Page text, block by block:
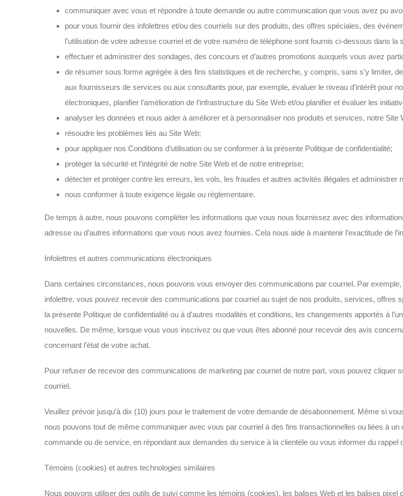
communiquer avec vous et répondre à toute demande ou autre communication que vous avez pu
pour vous fournir des infolettres et/ou des courriels sur des produits, des offres spéciales, des
l’utilisation de votre adresse courriel et de votre numéro de téléphone sont fournis ci-dessous dans
effectuer et administrer des sondages, des concours et d’autres promotions auxquels vous avez
de résumer sous forme agrégée à des fins statistiques et de recherche, y compris, sans s’y limiter,
aux fournisseurs de services ou aux consultants pour, par exemple, évaluer le niveau d’intérêt pour
électroniques, planifier l’amélioration de l’infrastructure du Site Web et/ou planifier et évaluer les
analyser les données et nous aider à améliorer et à personnaliser nos produits et services, notre Site
résoudre les problèmes liés au Site Web;
pour appliquer nos Conditions d’utilisation ou se conformer à la présente Politique de confidentialité;
protéger la sécurité et l’intégrité de notre Site Web et de notre entreprise;
détecter et protéger contre les erreurs, les vols, les fraudes et autres activités illégales et administrer
nous conformer à toute exigence légale ou réglementaire.
De temps à autre, nous pouvons compléter les informations que vous nous fournissez avec des
adresse ou d’autres informations que vous nous avez fournies. Cela nous aide à maintenir l’exactitude de
Infolettres et autres communications électroniques
Dans certaines circonstances, nous pouvons vous envoyer des communications par courriel. Par
infolettre, vous pouvez recevoir des communications par courriel au sujet de nos produits, services, offres
la présente Politique de confidentialité ou à d’autres modalités et conditions, les changements apportés à
nouvelles. De même, lorsque vous vous inscrivez ou que vous êtes abonné pour recevoir des avis
concernant l’état de votre achat.
Pour refuser de recevoir des communications de marketing par courriel de notre part, vous pouvez cliquer
courriel.
Veuillez prévoir jusqu’à dix (10) jours pour le traitement de votre demande de désabonnement. Même si
nous pouvons tout de même communiquer avec vous par courriel à des fins transactionnelles ou liées à
commande ou de service, en répondant aux demandes du service à la clientèle ou vous informer du rappel
Témoins (cookies) et autres technologies similaires
Nous pouvons utiliser des outils de suivi comme les témoins (cookies), les balises Web et les balises